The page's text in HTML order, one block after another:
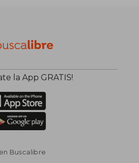
la App GRATIS!
Buscalibre